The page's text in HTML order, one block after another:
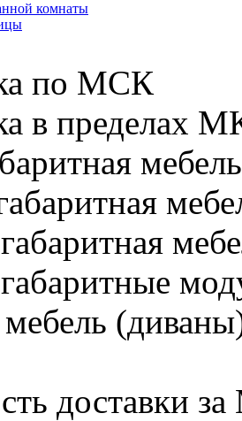
комнаты
по МСК
в пределах
доставки